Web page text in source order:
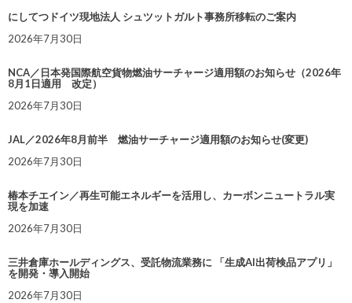
にしてつドイツ現地法人 シュツットガルト事務所移転のご案内
2026年7月30日
NCA／日本発国際航空貨物燃油サーチャージ適用額のお知らせ（2026年
8月1日適用 改定）
2026年7月30日
JAL／2026年8月前半 燃油サーチャージ適用額のお知らせ(変更)
2026年7月30日
椿本チエイン／再生可能エネルギーを活用し、カーボンニュートラル実
現を加速
2026年7月30日
三井倉庫ホールディングス、受託物流業務に 「生成AI出荷検品アプリ」
を開発・導入開始
2026年7月30日